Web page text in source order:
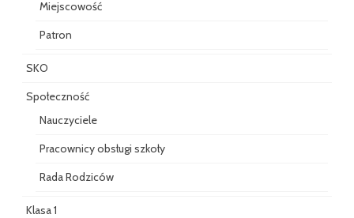
Miejscowość
Patron
SKO
Społeczność
Nauczyciele
Pracownicy obsługi szkoły
Rada Rodziców
Klasa 1